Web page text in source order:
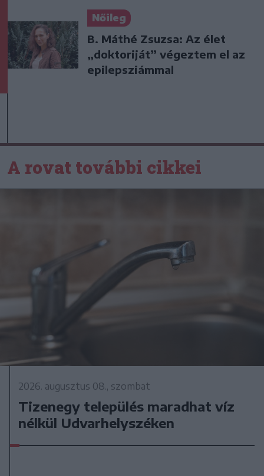
Nőileg
B. Máthé Zsuzsa: Az élet
„doktoriját” végeztem el az
epilepsziámmal
A rovat további cikkei
2026. augusztus 08., szombat
Tizenegy település maradhat víz
nélkül Udvarhelyszéken